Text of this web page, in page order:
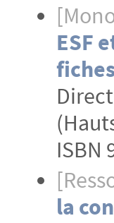
ESF
ISBN
la